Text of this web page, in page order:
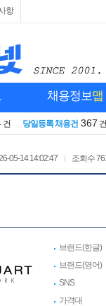
항
채용정보맵
건 당일등록 채용건 367 건
05-14 14:02:47 조회수
브랜드(한글)
브랜드(영어)
SNS
가격대